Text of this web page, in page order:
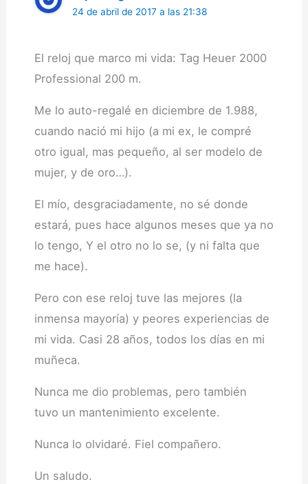
24 de abril de 2017 a las 21:38
El reloj que marco mi vida: Tag Heuer 2000
Professional 200 m.
Me lo auto-regalé en diciembre de 1.988,
cuando nació mi hijo (a mi ex, le compré
otro igual, mas pequeño, al ser modelo de
mujer, y de oro…).
El mío, desgraciadamente, no sé donde
estará, pues hace algunos meses que ya no
lo tengo, Y el otro no lo se, (y ni falta que
me hace).
Pero con ese reloj tuve las mejores (la
inmensa mayoría) y peores experiencias de
mi vida. Casi 28 años, todos los días en mi
muñeca.
Nunca me dio problemas, pero también
tuvo un mantenimiento excelente.
Nunca lo olvidaré. Fiel compañero.
Un saludo.